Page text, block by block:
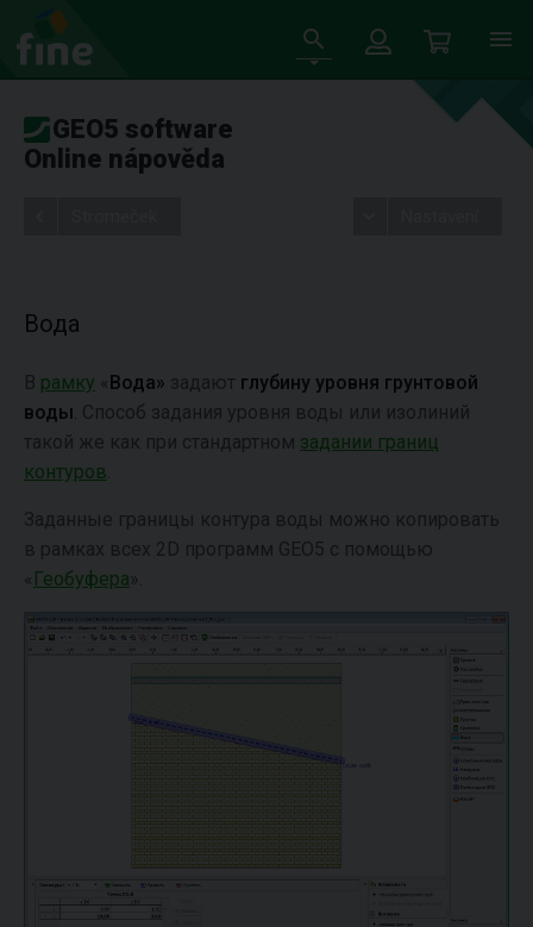
GEO5 software
Online nápověda
Вода
В рамку « Вода» задают глубину уровня грунтовой
воды . Способ задания уровня воды или изолиний
такой же как при стандартном задании границ
контуров
Заданные границы контура воды можно копировать
в рамках всех 2D программ GEO5 с помощью
« Геобуфера ».